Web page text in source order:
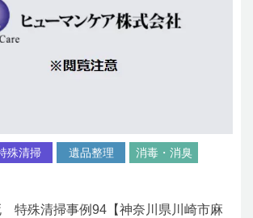
殊清掃 遺品整理
消毒・消臭
特殊清掃事例94【神奈川県川崎市麻